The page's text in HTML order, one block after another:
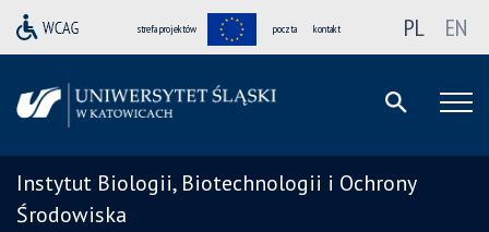
strefa projektów poczta kontakt PL EN
Instytut Biologii, Biotechnologii i Ochrony
Środowiska